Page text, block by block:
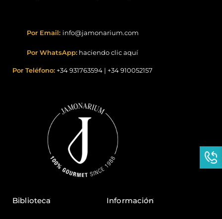
Por Email: info@jamonarium.com
Por WhatsApp: haciendo clic aquí
Por Teléfono: +34 931763594 | +34 910052157
Biblioteca Información